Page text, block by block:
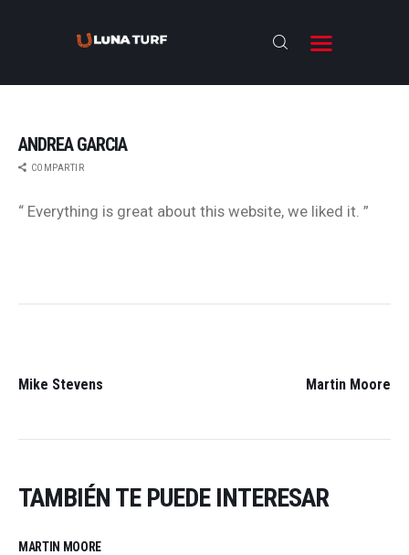
ANDREA GARCIA
COMPARTIR
“ Everything is great about this website, we liked it. ”
POST:
Mike Stevens Martin Moore
TAMBIÉN TE PUEDE INTERESAR
MARTIN MOORE